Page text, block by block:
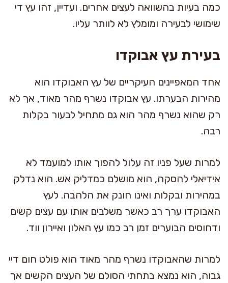
כמה בעיות בהשוואה לעצים אחרים. ועדיין, זהו עץ די
שימושי לבעירה ומומלץ לא לוותר עליו.
בעירת עץ אבוקדו
אחד המאפיינים העיקריים של עץ האבוקדו הוא
מהירות הבערתו. עץ אבוקדו נשרף מהר מאוד, אך לא
רק שהוא נשרף מהר הוא גם מתחיל לבעור בקלות
רבה.
למרות שעל פניו זה עלול להפוך אותו למועמד לא
אידיאלי להסקה, הוא מושלם כמדליק אש. הוא נדלק
במהירות ובקלות ואינו חונק את הלהבה. לעץ
האבוקדו ערך רב כאשר משלבים אותו עם עצים קשים
ודחוסים הבוערים זמן רב כמו עץ האלון ואיירון ווד.
למרות שהאבוקדו נשרף מהר מאוד הוא פולט חום דיי
גבוה, הוא נמצא בתחתי הסולם של העצים הקשים אך